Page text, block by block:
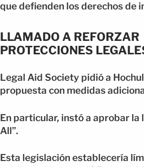
que defienden los derechos de
LLAMADO A REFORZAR
PROTECCIONES
Legal Aid Society pidió a
propuesta con medidas
En particular, instó a aprobar la
All”.
Esta legislación establecería